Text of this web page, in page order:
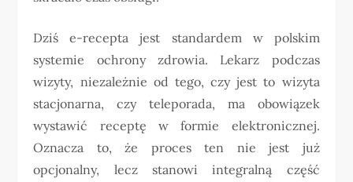
Dziś e-recepta jest standardem w polskim
systemie ochrony zdrowia. Lekarz podczas
wizyty, niezależnie od tego, czy jest to wizyta
stacjonarna, czy teleporada, ma obowiązek
wystawić receptę w formie elektronicznej.
Oznacza to, że proces ten nie jest już
opcjonalny, lecz stanowi integralną część